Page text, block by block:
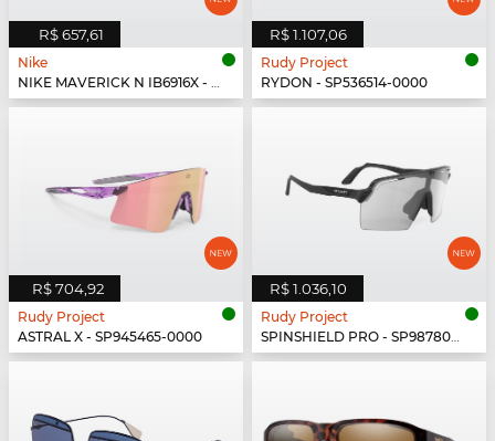
R$ 657,61
Nike
NIKE MAVERICK N IB6916X - 001
R$ 1.107,06
Rudy Project
RYDON - SP536514-0000
R$ 704,92
Rudy Project
ASTRAL X - SP945465-0000
R$ 1.036,10
Rudy Project
SPINSHIELD PRO - SP987806-N000